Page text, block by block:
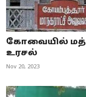
கோவையில்
உரசல்
Nov 20, 2023